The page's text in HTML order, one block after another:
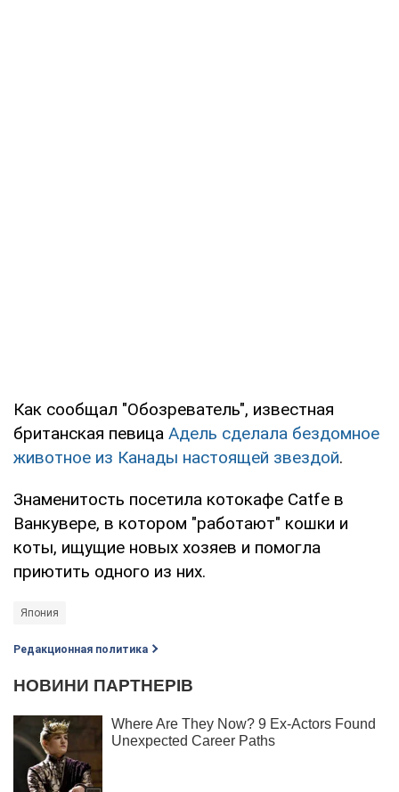
Как сообщал "Обозреватель", известная
британская певица Адель сделала бездомное
животное из Канады настоящей звездой.
Знаменитость посетила котокафе Catfe в
Ванкувере, в котором "работают" кошки и
коты, ищущие новых хозяев и помогла
приютить одного из них.
Япония
Редакционная политика